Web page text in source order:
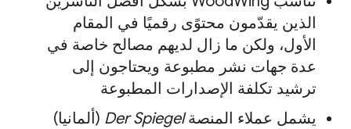
الذين يقدّمون محتوًى رقميًا في المقام
الأول، ولكن ما زال لديهم مصالح خاصة في
عدة جهات نشر مطبوعة ويحتاجون إلى
ترشيد تكلفة الإصدارات المطبوعة
يشمل عملاء المنصةDer Spiegel (ألمانيا)